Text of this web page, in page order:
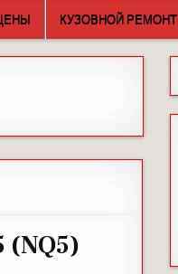
КУЗОВНОЙ РЕМОНТ
(NQ5)